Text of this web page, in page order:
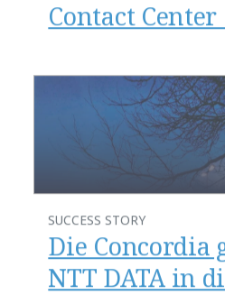
Contact Center
SUCCESS STORY
Die Concordia
NTT DATA in